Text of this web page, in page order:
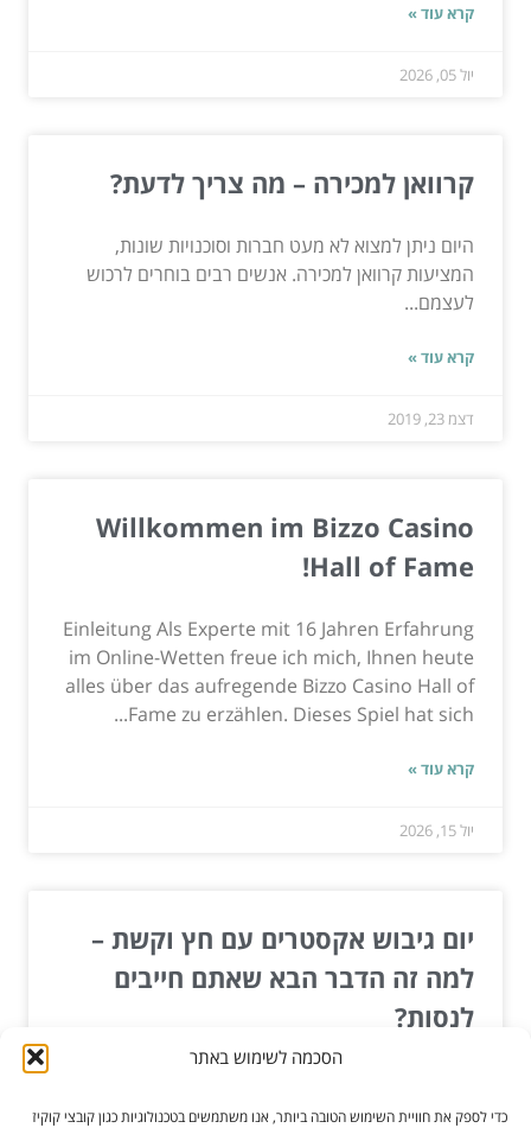
הסכמה לשימוש באתר
כדי לספק את חוויית השימוש הטובה ביותר, אנו משתמשים בטכנולוגיות כגון קובצי קוקיז
קרא עוד »
יול 05, 2026
קרוואן למכירה – מה צריך לדעת?
היום ניתן למצוא לא מעט חברות וסוכנויות שונות,
המציעות קרוואן למכירה. אנשים רבים בוחרים לרכוש
לעצמם...
קרא עוד »
דצמ 23, 2019
Willkommen im Bizzo Casino
Hall of Fame!
Einleitung Als Experte mit 16 Jahren Erfahrung
im Online-Wetten freue ich mich, Ihnen heute
alles über das aufregende Bizzo Casino Hall of
Fame zu erzählen. Dieses Spiel hat sich...
קרא עוד »
יול 15, 2026
יום גיבוש אקסטרים עם חץ וקשת –
למה זה הדבר הבא שאתם חייבים
לנסות?
חדרי בריחה וטעימות יין, הגיע הזמן לשדרג את החוויה